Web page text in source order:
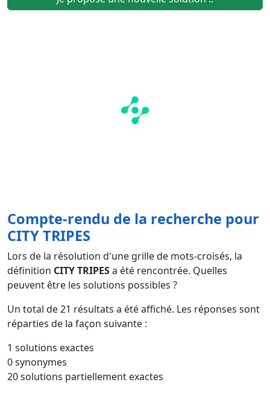
Compte-rendu de la recherche pour
CITY TRIPES
Lors de la résolution d'une grille de mots-croisés, la
définition CITY TRIPESa été rencontrée. Quelles
peuvent être les solutions possibles ?
Un total de21 résultats a été affiché. Les réponses sont
réparties de la façon suivante :
1 solutions exactes
0 synonymes
20 solutions partiellement exactes